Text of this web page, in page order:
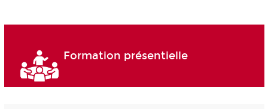
Formation présentielle